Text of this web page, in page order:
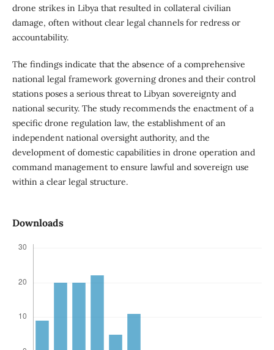
drone strikes in Libya that resulted in collateral civilian
damage, often without clear legal channels for redress or
accountability.
The findings indicate that the absence of a comprehensive
national legal framework governing drones and their control
stations poses a serious threat to Libyan sovereignty and
national security. The study recommends the enactment of a
specific drone regulation law, the establishment of an
independent national oversight authority, and the
development of domestic capabilities in drone operation and
command management to ensure lawful and sovereign use
within a clear legal structure.
Downloads